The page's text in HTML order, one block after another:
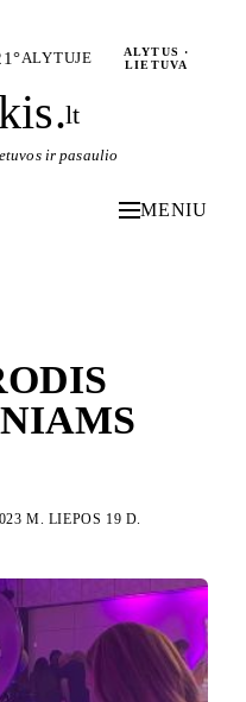
ALYTUJE
ALYTUS ·
LIETUVA
.lt
ir pasaulio
MENIU
M. LIEPOS 19 D.